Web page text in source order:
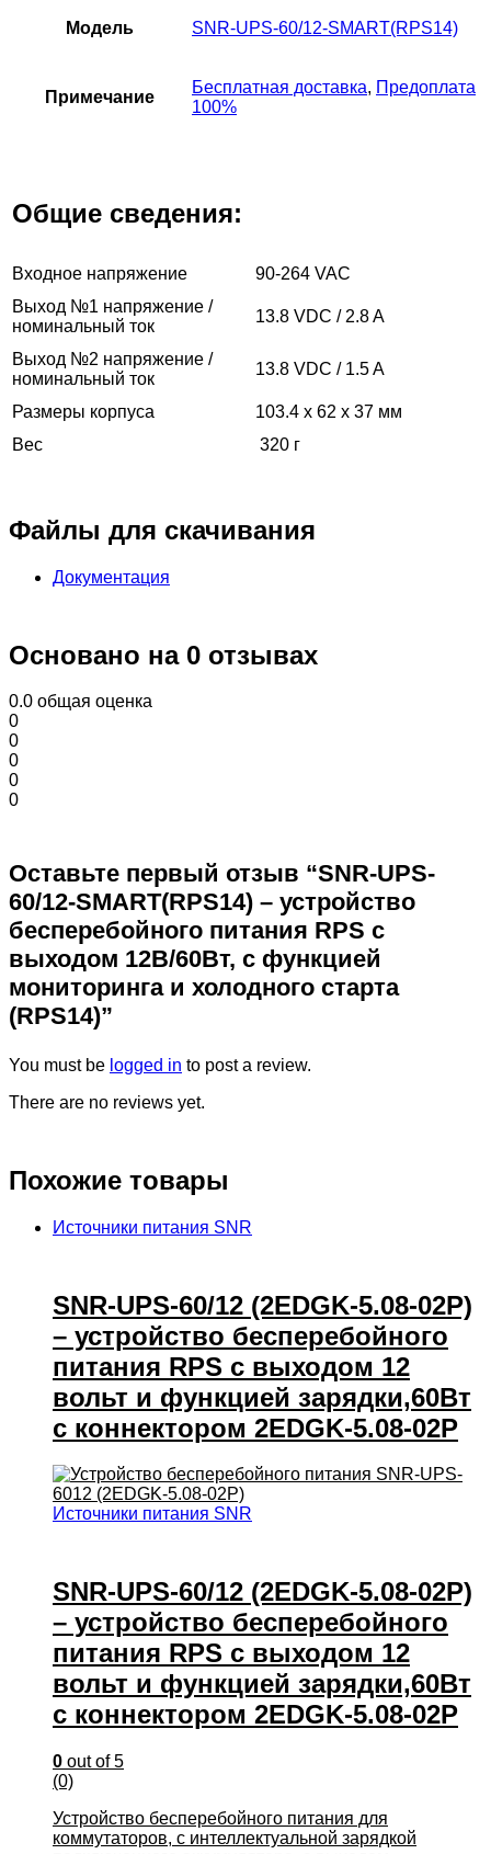
Модель SNR-UPS-60/12-SMART(RPS14)
Примечание
Бесплатная доставка, Предоплата
100%
Общие сведения:
Входное напряжение
90-264 VAC
Выход №1 напряжение /
номинальный ток
13.8 VDC / 2.8 A
Выход №2 напряжение /
номинальный ток
13.8 VDC / 1.5 A
Размеры корпуса
103.4 х 62 х 37 мм
Вес
320 г
Файлы для скачивания
Документация
Основано на 0 отзывах
0.0 общая оценка
0
0
0
0
0
Оставьте первый отзыв “SNR-UPS-
60/12-SMART(RPS14) – устройство
бесперебойного питания RPS с
выходом 12В/60Вт, с функцией
мониторинга и холодного старта
(RPS14)”
You must be logged in to post a review.
There are no reviews yet.
Похожие товары
Источники питания SNR
SNR-UPS-60/12 (2EDGK-5.08-02P)
– устройство бесперебойного
питания RPS с выходом 12
вольт и функцией зарядки,60Вт
с коннектором 2EDGK-5.08-02P
Источники питания SNR
SNR-UPS-60/12 (2EDGK-5.08-02P)
– устройство бесперебойного
питания RPS с выходом 12
вольт и функцией зарядки,60Вт
с коннектором 2EDGK-5.08-02P
0 out of 5
(0)
Устройство бесперебойного питания для
коммутаторов, с интеллектуальной зарядкой